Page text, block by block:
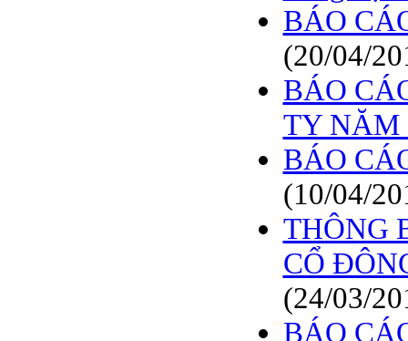
BÁO
(20/04/
BÁO
TY NĂM
BÁO
(10/04/
THÔNG
CỔ
(24/03/
BÁO